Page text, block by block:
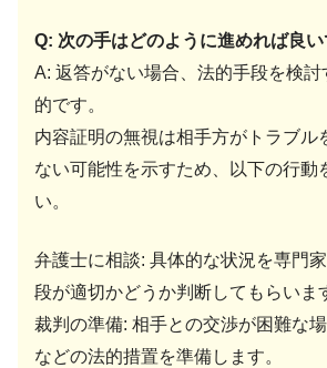
Q: 次の手はどのように進めれば良い
A: 返答がない場合、法的手段を検
的です。
内容証明の無視は相手方がトラブル
ない可能性を示すため、以下の行動
い。
弁護士に相談: 具体的な状況を専門
段が適切かどうか判断してもらいま
裁判の準備: 相手との交渉が困難な
などの法的措置を準備します。